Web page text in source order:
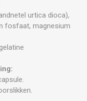
urtica dioca),
fosfaat, magnesium